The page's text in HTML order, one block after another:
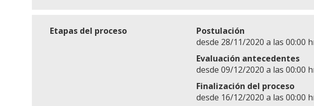
Etapas del proceso
Postulación
desde 28/11/2020 a las 00:00
Evaluación antecedentes
desde 09/12/2020 a las 00:00
Finalización del proceso
desde 16/12/2020 a las 00:00